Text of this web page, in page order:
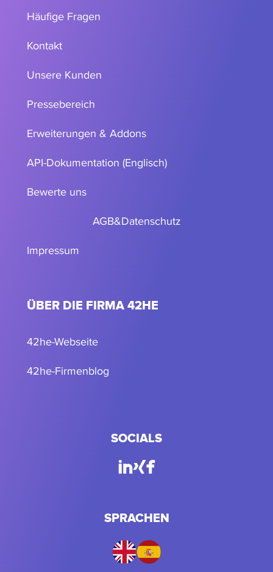
Häufige Fragen
Kontakt
Unsere Kunden
Pressebereich
Erweiterungen & Addons
API-Dokumentation (Englisch)
Bewerte uns
AGB&Datenschutz
Impressum
ÜBER DIE FIRMA 42HE
42he-Webseite
42he-Firmenblog
SOCIALS
SPRACHEN